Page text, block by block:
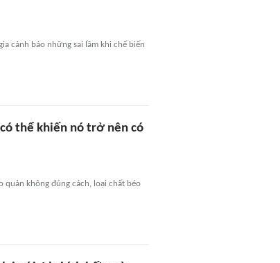
cảnh báo những sai lầm khi chế biến
thể khiến nó trở nên có
quản không đúng cách, loại chất béo